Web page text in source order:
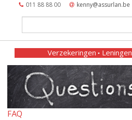
011 88 88 00 kenny@assurlan.be
Verzekeringen Leningen
FAQ